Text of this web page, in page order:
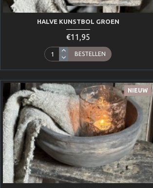
HALVE KUNSTBOL GROEN
€11,95
BESTELLEN
NIEUW